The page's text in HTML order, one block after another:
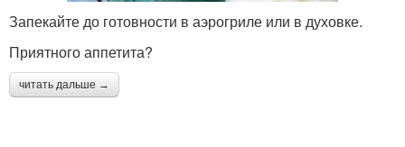
Запекайте до готовности в аэрогриле или в духовке.
Приятного аппетита?
читать дальше →